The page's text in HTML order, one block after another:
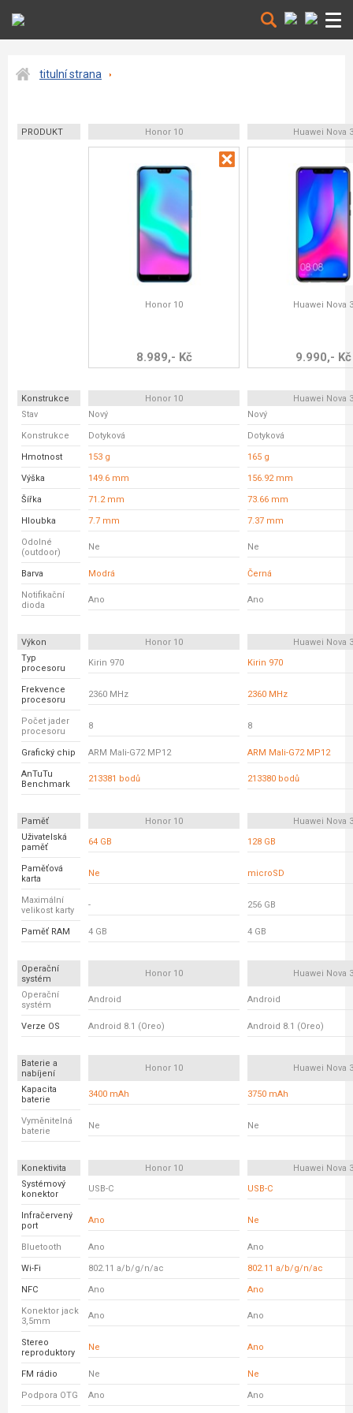
titulní strana
PRODUKT Honor 10 Huawei Nova 3
Honor 10
8.989,- Kč
Huawei Nova 3
9.990,- Kč
Konstrukce Honor 10
Huawei Nova 3
Stav
Nový Nový
Konstrukce Dotyková Dotyková
Hmotnost 153 g 165 g
Výška 149.6 mm 156.92 mm
Šířka 71.2 mm 73.66 mm
Hloubka 7.7 mm 7.37 mm
Odolné
(outdoor)
Ne Ne
Barva Modrá Černá
Notifikační
dioda
Ano Ano
Výkon Honor 10
Huawei Nova 3
Typ
procesoru
Kirin 970 Kirin 970
Frekvence
procesoru
2360 MHz 2360 MHz
Počet jader
procesoru
8 8
Grafický chip ARM Mali-G72 MP12 ARM Mali-G72 MP12
AnTuTu
Benchmark
213381 bodů 213380 bodů
Paměť Honor 10
Huawei Nova 3
Uživatelská
paměť
64 GB 128 GB
Paměťová
karta
Ne microSD
Maximální
velikost karty
- 256 GB
Paměť RAM 4 GB 4 GB
Operační
systém
Honor 10 Huawei Nova 3
Operační
systém
Android Android
Verze OS Android 8.1 (Oreo) Android 8.1 (Oreo)
Baterie a
nabíjení
Honor 10 Huawei Nova 3
Kapacita
baterie
3400 mAh 3750 mAh
Vyměnitelná
baterie
Ne Ne
Konektivita Honor 10
Huawei Nova 3
Systémový
konektor
USB-C USB-C
Infračervený
port
Ano Ne
Bluetooth Ano Ano
Wi-Fi 802.11 a/b/g/n/ac 802.11 a/b/g/n/ac
NFC Ano Ano
Konektor jack
3,5mm
Ano Ano
Stereo
reproduktory
Ne Ano
FM rádio Ne Ne
Podpora OTG Ano Ano